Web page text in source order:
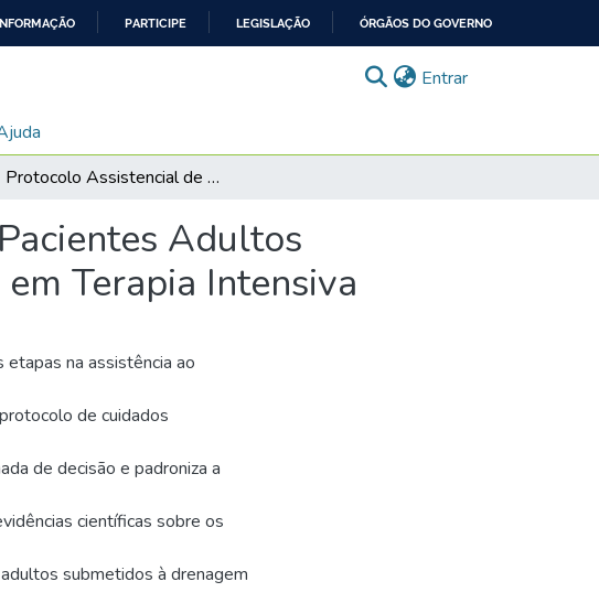
PARTICIPE LEGISLAÇÃO ÓRGÃOS DO GOVERNO
Entrar(current)
Protocolo Assistencial de Enfermagem para Pacientes Adultos Submetidos a Drenagem Torácica Internados em Terapia Intensiva
Adultos
Terapia Intensiva
na assistência ao
de cuidados
de decisão e padroniza a
científicas sobre os
submetidos à drenagem